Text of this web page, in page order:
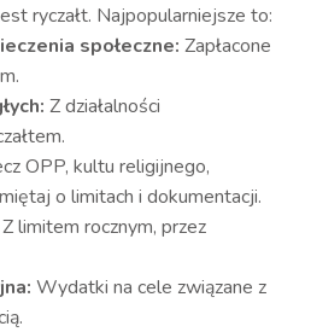
ryczałt. Najpopularniejsze to:
społeczne: Zapłacone
Z działalności
OPP, kultu religijnego,
o limitach i dokumentacji.
Z limitem rocznym, przez
Wydatki na cele związane z